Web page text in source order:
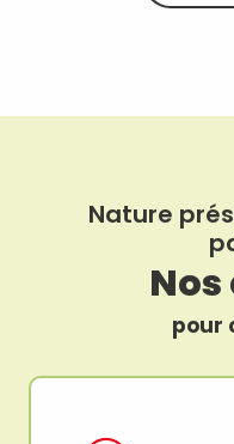
Nature
pour